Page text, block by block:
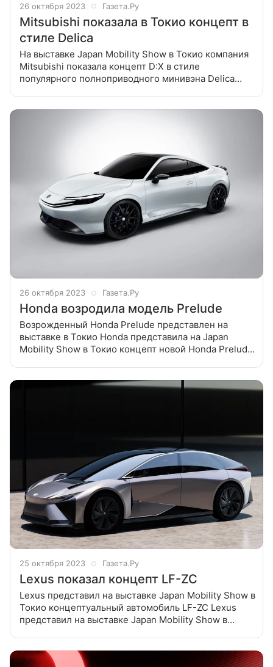
26 октября 2023 Газета.Ру
Mitsubishi показала в Токио концепт в
стиле Delica
На выставке Japan Mobility Show в Токио компания
Mitsubishi показала концепт D:X в стиле
популярного полноприводного минивэна Delica
26 октября 2023 Газета.Ру
Honda возродила модель Prelude
Возрожденный Honda Prelude представлен на
выставке в Токио Honda представила на Japan
Mobility Show в Токио концепт новой Honda Prelude,
25 октября 2023 Газета.Ру
Lexus показал концепт LF-ZC
Lexus представил на выставке Japan Mobility Show в
Токио концептуальный автомобиль LF-ZC Lexus
представил на выставке Japan Mobility Show в